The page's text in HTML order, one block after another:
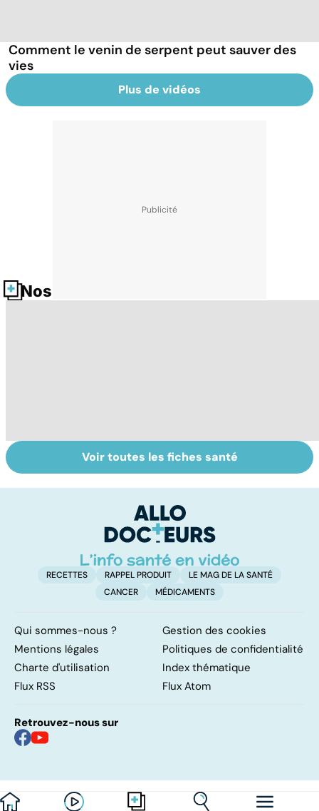
Comment le venin de serpent peut sauver des
vies
Plus de vidéos
Nos fiches santé
drépanocytose,
Myopathie de
Duchenne : la
l'enfant la plus
fréquente
Voir toutes les fiches santé
RECETTES RAPPEL PRODUIT
LE MAG DE LA SANTÉ
CANCER
MÉDICAMENTS
Qui sommes-nous ?
Gestion des cookies
Mentions légales
Politiques de confidentialité
Charte d'utilisation
Index thématique
Flux RSS
Flux Atom
Retrouvez-nous sur